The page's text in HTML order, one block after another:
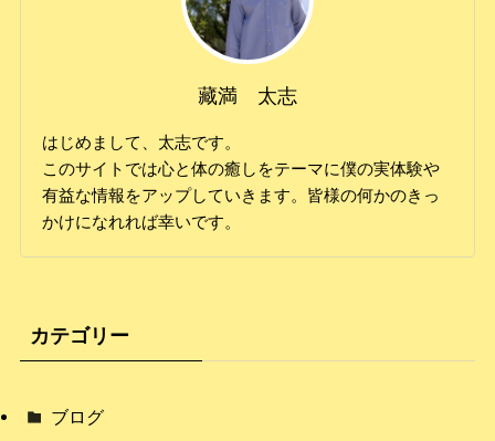
藏満 太志
はじめまして、太志です。
このサイトでは心と体の癒しをテーマに僕の実体験や
有益な情報をアップしていきます。皆様の何かのきっ
かけになれれば幸いです。
カテゴリー
ブログ